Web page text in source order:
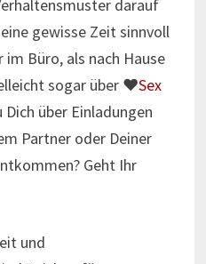
darauf
gewisse Zeit sinnvoll
Büro, als nach Hause
sogar über ♥Sex
Dich über Einladungen
Partner oder Deiner
Geht Ihr
und